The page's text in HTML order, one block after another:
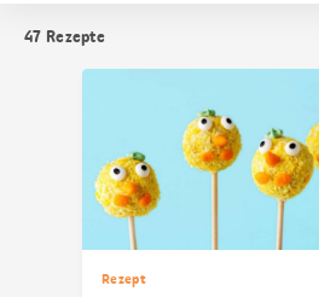
47 Rezepte
Rezept